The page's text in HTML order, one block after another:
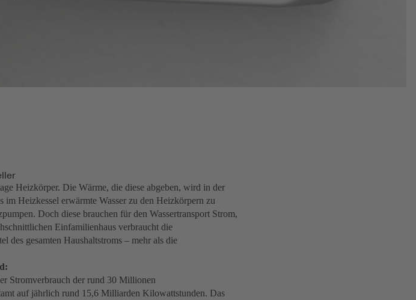
Heizkörper. Die Wärme, die diese abgeben, wird in der
Heizkessel erwärmte Wasser zu den Heizkörpern zu
Doch diese brauchen für den Wassertransport Strom,
Einfamilienhaus verbraucht die
des gesamten Haushaltstroms – mehr als die
Stromverbrauch der rund 30 Millionen
auf jährlich rund 15,6 Milliarden Kilowattstunden. Das